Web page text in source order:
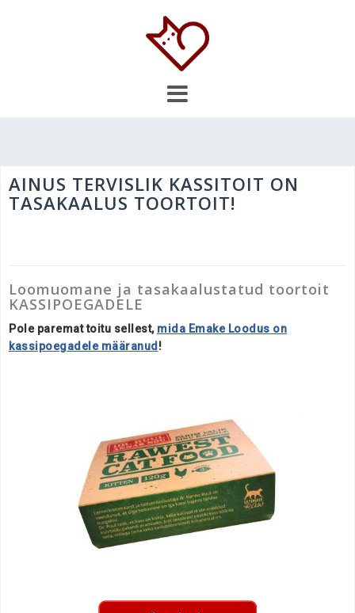
AINUS TERVISLIK KASSITOIT ON
TASAKAALUS TOORTOIT!
Loomuomane ja tasakaalustatud toortoit
KASSIPOEGADELE
Pole paremat toitu sellest, mida Emake Loodus on
kassipoegadele määranud !